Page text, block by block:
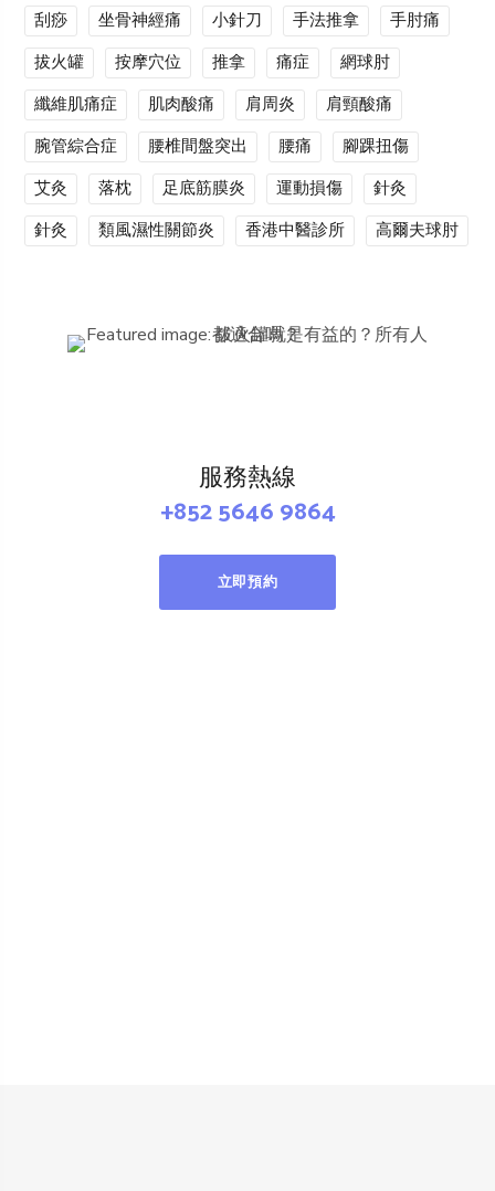
刮痧 坐骨神經痛 小針刀 手法推拿
手肘痛
拔火罐
按摩穴位 推拿 痛症
網球肘
纖維肌痛症
肌肉酸痛 肩周炎
肩頸酸痛
腕管綜合症
腰椎間盤突出 腰痛
腳踝扭傷
艾灸
落枕 足底筋膜炎 運動損傷
針灸
針灸
類風濕性關節炎 香港中醫診所 高爾夫球肘
服務熱線
+852 5646 9864
立即預約